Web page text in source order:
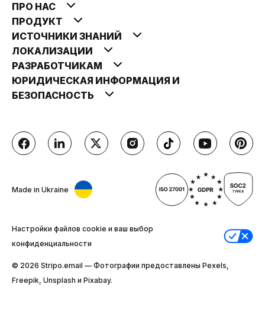
ПРО НАС
ПРОДУКТ
ИСТОЧНИКИ ЗНАНИЙ
ЛОКАЛИЗАЦИИ
РАЗРАБОТЧИКАМ
ЮРИДИЧЕСКАЯ ИНФОРМАЦИЯ И
БЕЗОПАСНОСТЬ
Made in Ukraine
Настройки файлов cookie и ваш выбор
конфиденциальности
© 2026 Stripо.email — Фотографии предоставлены Pexels,
Freepik, Unsplash и Pixabay.